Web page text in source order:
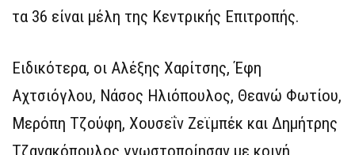
τα 36 είναι μέλη της Κεντρικής Επιτροπής.
Ειδικότερα, οι Αλέξης Χαρίτσης, Έφη
Αχτσιόγλου, Νάσος Ηλιόπουλος, Θεανώ Φωτίου,
Μερόπη Τζούφη, Χουσεΐν Ζεϊμπέκ και Δημήτρης